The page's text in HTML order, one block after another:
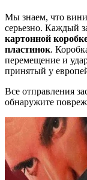
Мы знаем, что
серьезно. Каждый
картонной
пластинок.
перемещение и
принятый у
Все отправления
обнаружите